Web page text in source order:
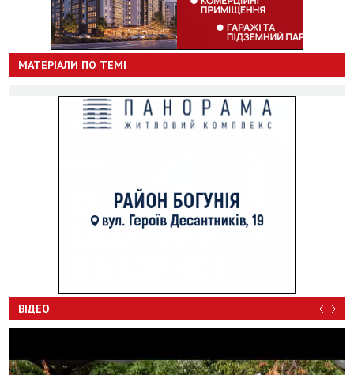
МАТЕРІАЛИ ПО ТЕМІ
ВІДЕО